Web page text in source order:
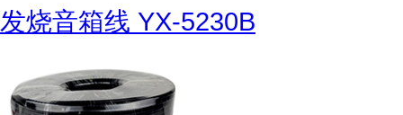
发烧音箱线 YX-5230B